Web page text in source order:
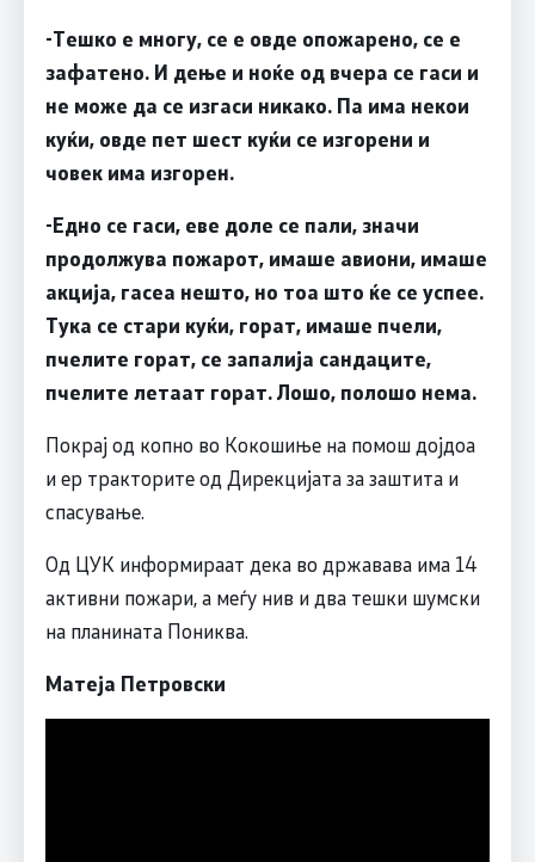
-Тешко е многу, се е овде опожарено, се е
зафатено. И дење и ноќе од вчера се гаси и
не може да се изгаси никако. Па има некои
куќи, овде пет шест куќи се изгорени и
човек има изгорен.
-Едно се гаси, еве доле се пали, значи
продолжува пожарот, имаше авиони, имаше
акција, гасеа нешто, но тоа што ќе се успее.
Тука се стари куќи, горат, имаше пчели,
пчелите горат, се запалија сандаците,
пчелите летаат горат. Лошо, полошо нема.
Покрај од копно во Кокошиње на помош дојдоа
и ер тракторите од Дирекцијата за заштита и
спасување.
Од ЦУК информираат дека во државава има 14
активни пожари, а меѓу нив и два тешки шумски
на планината Пониква.
Матеја Петровски